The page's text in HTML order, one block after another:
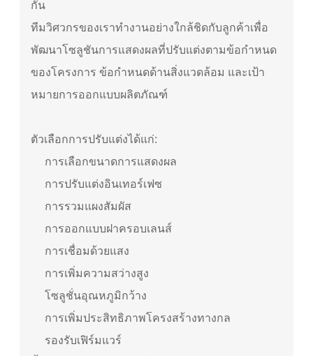
กัน
ทีมวิศวกรของเราทำงานอย่างใกล้ชิดกับลูกค้าเพื่อ
พัฒนาโซลูชันการแสดงผลที่ปรับแต่งตามข้อกำหนด
ของโครงการ ข้อกำหนดด้านสิ่งแวดล้อม และเป้า
หมายการออกแบบผลิตภัณฑ์
ตัวเลือกการปรับแต่งได้แก่:
การเลือกขนาดการแสดงผล
การปรับแต่งอินเทอร์เฟซ
การรวมแผงสัมผัส
การออกแบบฝาครอบเลนส์
การเชื่อมด้วยแสง
การเพิ่มความสว่างสูง
โซลูชั่นอุณหภูมิกว้าง
การเพิ่มประสิทธิภาพโครงสร้างทางกล
รองรับเฟิร์มแวร์